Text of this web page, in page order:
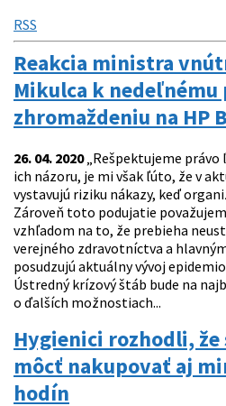
RSS
Reakcia ministra
Mikulca k nedeľnému
zhromaždeniu na HP
26. 04. 2020„Rešpektujeme právo
ich názoru, je mi však ľúto, že v
vystavujú riziku nákazy, keď
Zároveň toto podujatie
vzhľadom na to, že prebieha
verejného zdravotníctva a
posudzujú aktuálny vývoj
Ústredný krízový štáb bude na
o ďalších možnostiach...
Hygienici rozhodli,
môcť nakupovať aj
hodín